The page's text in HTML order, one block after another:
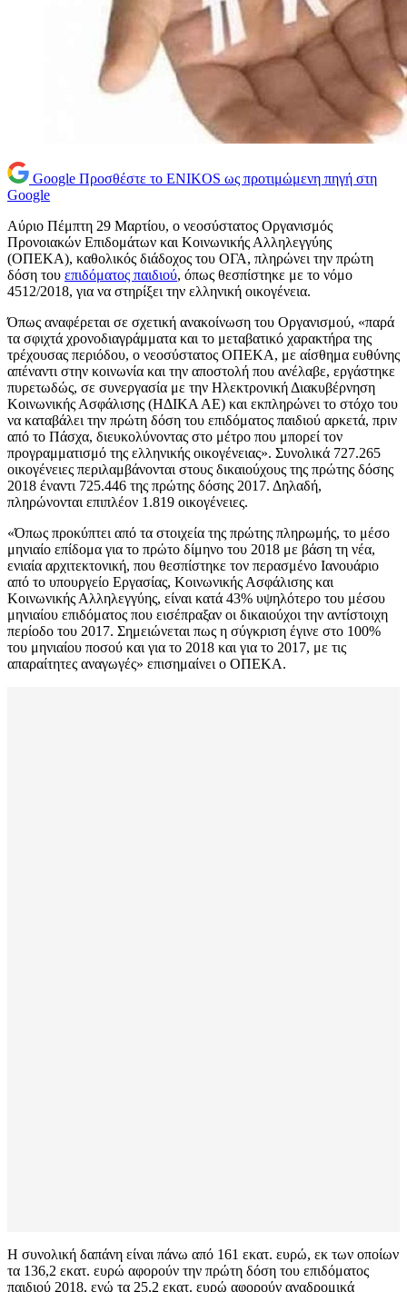
Google Προσθέστε το ENIKOS ως προτιμώμενη πηγή στη
Google
Αύριο Πέμπτη 29 Μαρτίου, ο νεοσύστατος Οργανισμός
Προνοιακών Επιδομάτων και Κοινωνικής Αλληλεγγύης
(ΟΠΕΚΑ), καθολικός διάδοχος του ΟΓΑ, πληρώνει την πρώτη
δόση του επιδόματος παιδιού, όπως θεσπίστηκε με το νόμο
4512/2018, για να στηρίξει την ελληνική οικογένεια.
Όπως αναφέρεται σε σχετική ανακοίνωση του Οργανισμού, «παρά
τα σφιχτά χρονοδιαγράμματα και το μεταβατικό χαρακτήρα της
τρέχουσας περιόδου, ο νεοσύστατος ΟΠΕΚΑ, με αίσθημα ευθύνης
απέναντι στην κοινωνία και την αποστολή που ανέλαβε, εργάστηκε
πυρετωδώς, σε συνεργασία με την Ηλεκτρονική Διακυβέρνηση
Κοινωνικής Ασφάλισης (ΗΔΙΚΑ ΑΕ) και εκπληρώνει το στόχο του
να καταβάλει την πρώτη δόση του επιδόματος παιδιού αρκετά, πριν
από το Πάσχα, διευκολύνοντας στο μέτρο που μπορεί τον
προγραμματισμό της ελληνικής οικογένειας». Συνολικά 727.265
οικογένειες περιλαμβάνονται στους δικαιούχους της πρώτης δόσης
2018 έναντι 725.446 της πρώτης δόσης 2017. Δηλαδή,
πληρώνονται επιπλέον 1.819 οικογένειες.
«Όπως προκύπτει από τα στοιχεία της πρώτης πληρωμής, το μέσο
μηνιαίο επίδομα για το πρώτο δίμηνο του 2018 με βάση τη νέα,
ενιαία αρχιτεκτονική, που θεσπίστηκε τον περασμένο Ιανουάριο
από το υπουργείο Εργασίας, Κοινωνικής Ασφάλισης και
Κοινωνικής Αλληλεγγύης, είναι κατά 43% υψηλότερο του μέσου
μηνιαίου επιδόματος που εισέπραξαν οι δικαιούχοι την αντίστοιχη
περίοδο του 2017. Σημειώνεται πως η σύγκριση έγινε στο 100%
του μηνιαίου ποσού και για το 2018 και για το 2017, με τις
απαραίτητες αναγωγές» επισημαίνει ο ΟΠΕΚΑ.
Η συνολική δαπάνη είναι πάνω από 161 εκατ. ευρώ, εκ των οποίων
τα 136,2 εκατ. ευρώ αφορούν την πρώτη δόση του επιδόματος
παιδιού 2018, ενώ τα 25,2 εκατ. ευρώ αφορούν αναδρομικά